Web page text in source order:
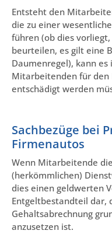
Entsteht den
die zu einer
führen (ob dies
beurteilen, es gilt eine
Daumenregel), kann es
Mitarbeitenden für den
entschädigt werden
Sachbezüge bei
Firmenautos
Wenn Mitarbeitende
(herkömmlichen)
dies einen geldwerten
Entgeltbestandteil dar,
Gehaltsabrechnung
anzusetzen ist.